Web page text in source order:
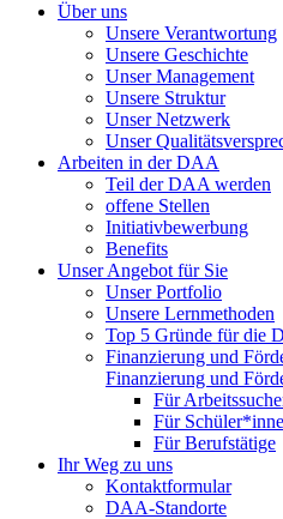
Über uns
Unsere Verantwortung
Unsere Geschichte
Unser Management
Unsere Struktur
Unser Netzwerk
Unser
Arbeiten in der DAA
Teil der DAA werden
offene Stellen
Initiativbewerbung
Benefits
Unser Angebot für Sie
Unser Portfolio
Unsere Lernmethoden
Top 5 Gründe für die
Finanzierung und
Finanzierung und
Für
Für
Für Berufstätige
Ihr Weg zu uns
Kontaktformular
DAA-Standorte